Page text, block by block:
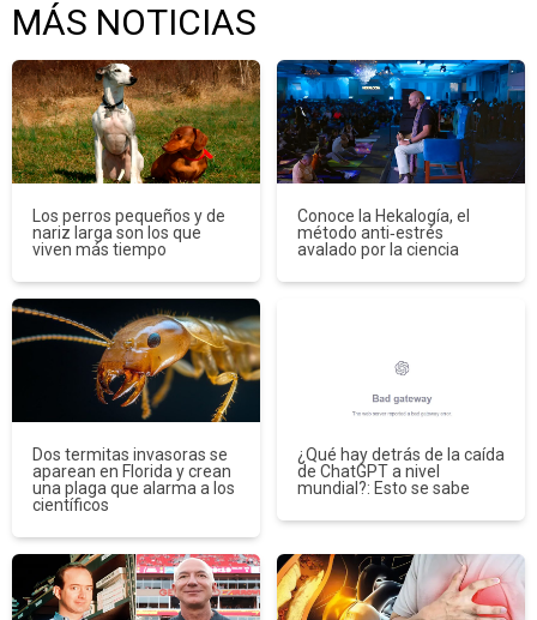
MÁS NOTICIAS
Los perros pequeños y de
nariz larga son los que
viven más tiempo
Conoce la Hekalogía, el
método anti‑estrés
avalado por la ciencia
Dos termitas invasoras se
aparean en Florida y crean
una plaga que alarma a los
científicos
¿Qué hay detrás de la caída
de ChatGPT a nivel
mundial?: Esto se sabe